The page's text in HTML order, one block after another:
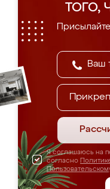
ТОГО,
Я соглашаюсь на
согласно